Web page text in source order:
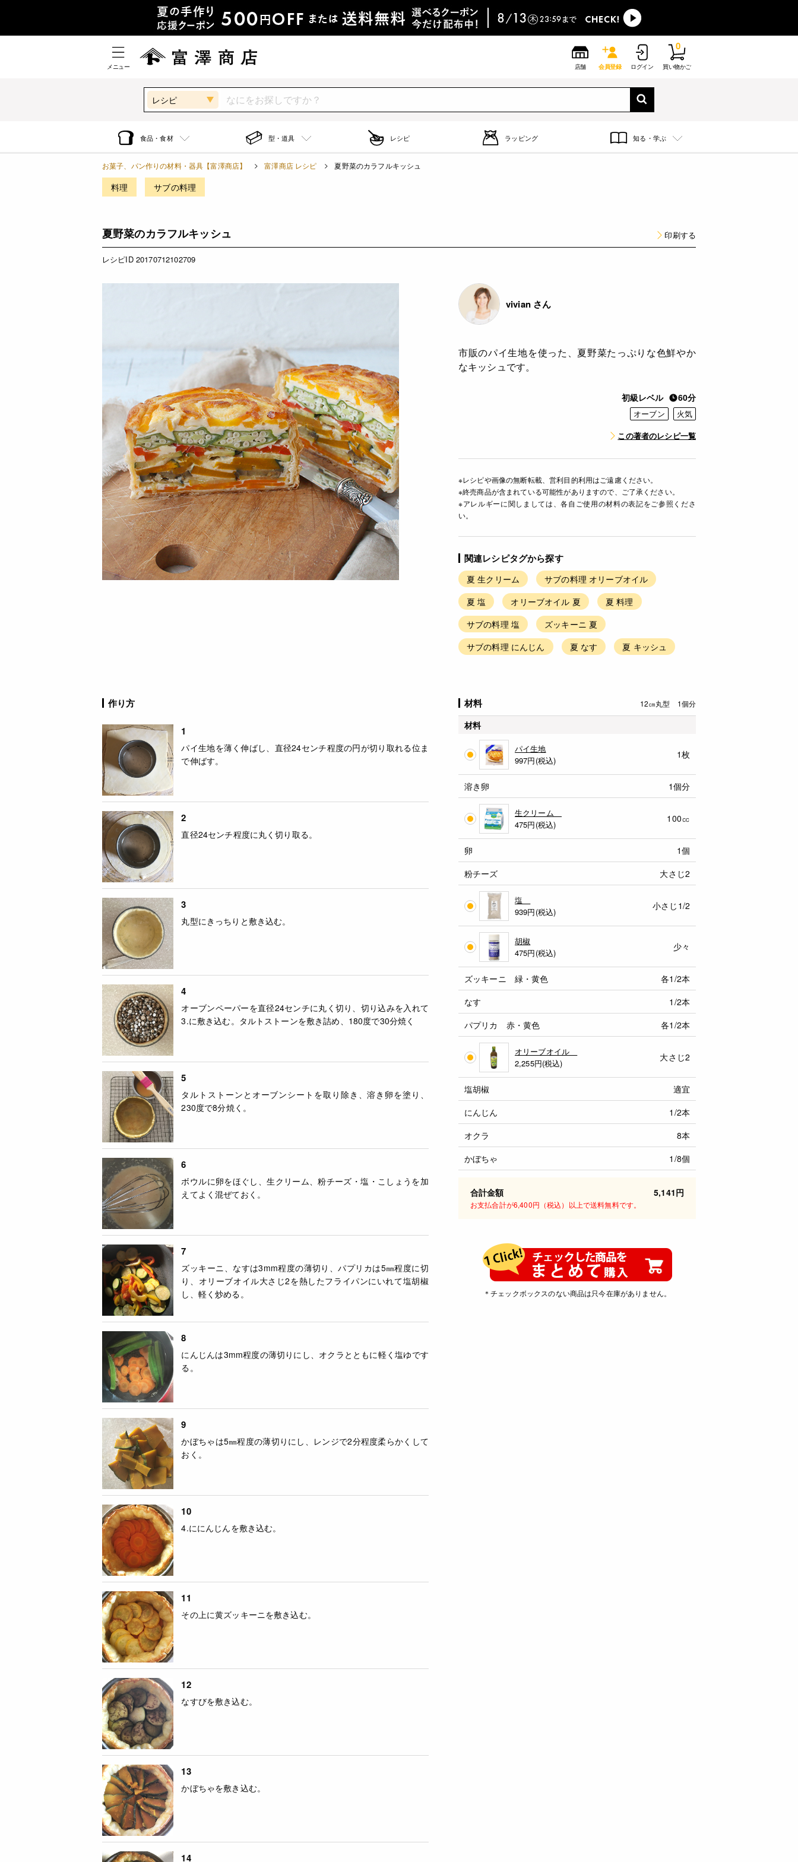
メニュー 店舗 会員登録 ログイン 買い物かご
0
レシピ
食品・食材 型・道具 レシピ ラッピング 知る・学ぶ
お菓子、パン作りの材料・器具【富澤商店】 富澤商店 レシピ 夏野菜のカラフルキッシュ
料理 サブの料理
夏野菜のカラフルキッシュ 印刷する
レシピID 20170712102709
vivian さん
市販のパイ生地を使った、夏野菜たっぷりな色鮮やか
なキッシュです。
初級レベル 60分
オーブン
火気
この著者のレシピ一覧
※レシピや画像の無断転載、営利目的利用はご遠慮ください。
※終売商品が含まれている可能性がありますので、ご了承ください。
※アレルギーに関しましては、各自ご使用の材料の表記をご参照くださ
い。
関連レシピタグから探す
夏 生クリーム
サブの料理 オリーブオイル
夏 塩
オリーブオイル 夏
夏 料理
サブの料理 塩
ズッキーニ 夏
サブの料理 にんじん
夏 なす 夏 キッシュ
材料 12㎝丸型 1個分
材料
パイ生地
997円(税込)
1枚
溶き卵 1個分
生クリーム
475円(税込)
100㏄
卵
1個
粉チーズ
大さじ2
塩
939円(税込)
小さじ1/2
胡椒
475円(税込)
少々
ズッキーニ 緑・黄色
各1/2本
なす
1/2本
パプリカ 赤・黄色
各1/2本
オリーブオイル
2,255円(税込)
大さじ2
塩胡椒
適宜
にんじん
1/2本
オクラ
8本
かぼちゃ
1/8個
合計金額 5,141円
お支払合計が6,400円（税込）以上で送料無料です。
＊チェックボックスのない商品は只今在庫がありません。
作り方
1
パイ生地を薄く伸ばし、直径24センチ程度の円が切り取れる位ま
で伸ばす。
2
直径24センチ程度に丸く切り取る。
3
丸型にきっちりと敷き込む。
4
オーブンペーパーを直径24センチに丸く切り、切り込みを入れて
3.に敷き込む。タルトストーンを敷き詰め、180度で30分焼く
5
タルトストーンとオーブンシートを取り除き、溶き卵を塗り、
230度で8分焼く。
6
ボウルに卵をほぐし、生クリーム、粉チーズ・塩・こしょうを加
えてよく混ぜておく。
7
ズッキーニ、なすは3mm程度の薄切り、パプリカは5㎜程度に切
り、オリーブオイル大さじ2を熱したフライパンにいれて塩胡椒
し、軽く炒める。
8
にんじんは3mm程度の薄切りにし、オクラとともに軽く塩ゆです
る。
9
かぼちゃは5㎜程度の薄切りにし、レンジで2分程度柔らかくして
おく。
10
4.ににんじんを敷き込む。
11
その上に黄ズッキーニを敷き込む。
12
なすびを敷き込む。
13
かぼちゃを敷き込む。
14